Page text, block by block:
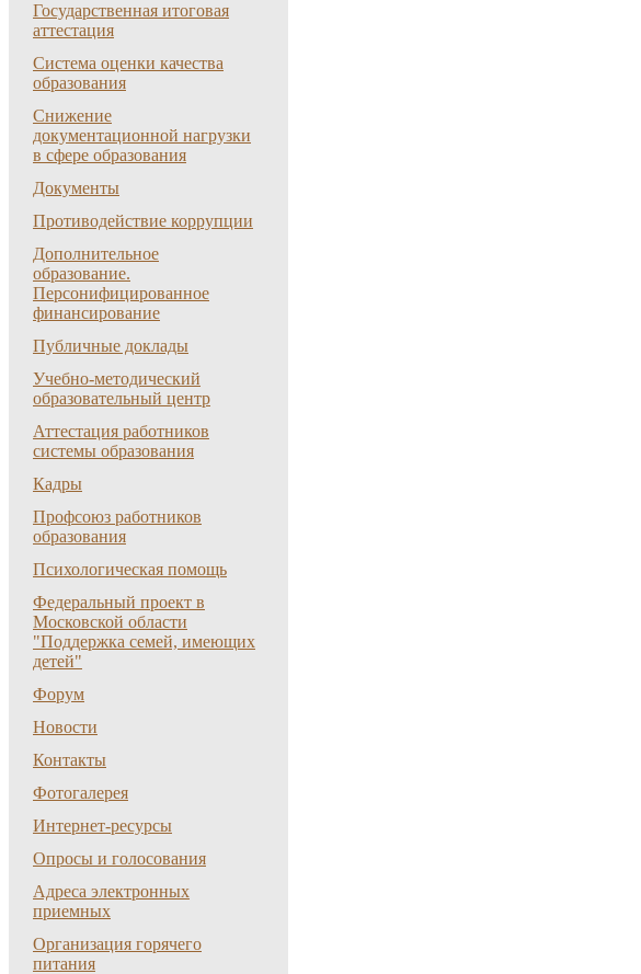
Государственная итоговая
аттестация
Система оценки качества
образования
Снижение
документационной нагрузки
в сфере образования
Документы
Противодействие коррупции
Дополнительное
образование.
Персонифицированное
финансирование
Публичные доклады
Учебно-методический
образовательный центр
Аттестация работников
системы образования
Кадры
Профсоюз работников
образования
Психологическая помощь
Федеральный проект в
Московской области
"Поддержка семей, имеющих
детей"
Форум
Новости
Контакты
Фотогалерея
Интернет-ресурсы
Опросы и голосования
Адреса электронных
приемных
Организация горячего
питания